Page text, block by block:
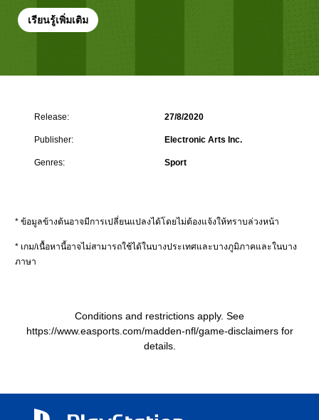
เรียนรู้เพิ่มเติม
Release: 27/8/2020
Publisher: Electronic Arts Inc.
Genres: Sport
* ข้อมูลข้างต้นอาจมีการเปลี่ยนแปลงได้โดยไม่ต้องแจ้งให้ทราบล่วงหน้า
* เกม/เนื้อหานี้อาจไม่สามารถใช้ได้ในบางประเทศและบางภูมิภาคและในบาง
ภาษา
Conditions and restrictions apply. See
https://www.easports.com/madden-nfl/game-disclaimers for
details.